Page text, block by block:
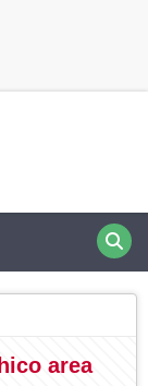
area